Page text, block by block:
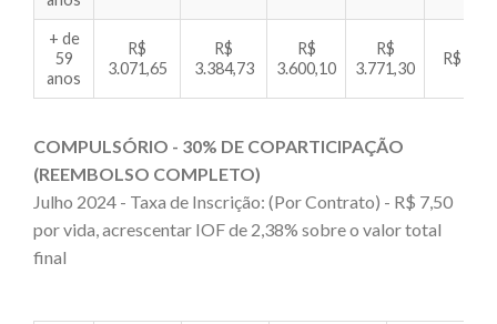
+ de
59
anos
R$
3.071,65
R$
3.384,73
R$
3.600,10
R$
3.771,30
R$
COMPULSÓRIO - 30% DE COPARTICIPAÇÃO
(REEMBOLSO COMPLETO)
Julho 2024 - Taxa de Inscrição: (Por Contrato) - R$ 7,50
por vida, acrescentar IOF de 2,38% sobre o valor total
final